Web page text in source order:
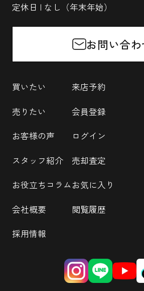
定休日 | なし（年末年始）
お問い合わ
買いたい
売りたい
お客様の声
スタッフ紹介
お役立ちコラム
会社概要
採用情報
来店予約
会員登録
ログイン
売却査定
お気に入り
閲覧履歴